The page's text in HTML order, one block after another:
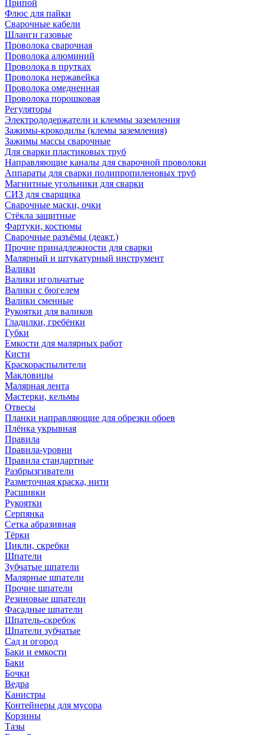
Припой
Флюс для пайки
Сварочные кабели
Шланги газовые
Проволока сварочная
Проволока алюминий
Проволока в прутках
Проволока нержавейка
Проволока омедненная
Проволока порошковая
Регуляторы
Электрододержатели и клеммы заземления
Зажимы-крокодилы (клемы заземления)
Зажимы массы сварочные
Для сварки пластиковых труб
Направляющие каналы для сварочной проволоки
Аппараты для сварки полипропиленовых труб
Магнитные угольники для сварки
СИЗ для сварщика
Сварочные маски, очки
Стёкла защитные
Фартуки, костюмы
Сварочные разъёмы (деакт.)
Прочие принадлежности для сварки
Малярный и штукатурный инструмент
Валики
Валики игольчатые
Валики с бюгелем
Валики сменные
Рукоятки для валиков
Гладилки, гребёнки
Губки
Емкости для малярных работ
Кисти
Краскораспылители
Макловицы
Малярная лента
Мастерки, кельмы
Отвесы
Планки направляющие для обрезки обоев
Плёнка укрывная
Правила
Правила-уровни
Правила стандартные
Разбрызгиватели
Разметочная краска, нити
Расшивки
Рукоятки
Серпянка
Сетка абразивная
Тёрки
Цикли, скребки
Шпатели
Зубчатые шпатели
Малярные шпатели
Прочие шпатели
Резиновые шпатели
Фасадные шпатели
Шпатель-скребок
Шпатели зубчатые
Сад и огород
Баки и емкости
Баки
Бочки
Ведра
Канистры
Контейнеры для мусора
Корзины
Тазы